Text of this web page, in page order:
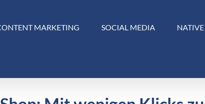
MARKETING SOCIAL MEDIA